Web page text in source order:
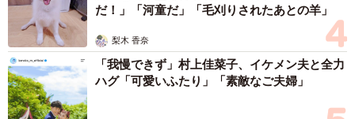
「我慢できず」村上佳菜子、イケメン夫と全力
ハグ「可愛いふたり」「素敵なご夫婦」
まいどなメディア
６位以降を見る